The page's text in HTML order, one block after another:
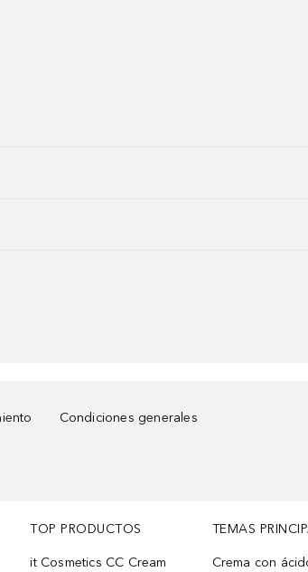
Condiciones generales
TOP PRODUCTOS
it Cosmetics CC Cream
TEMAS
Crema con